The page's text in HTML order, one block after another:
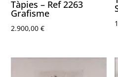
Tàpies – Ref 2263
Grafisme
2.900,00€